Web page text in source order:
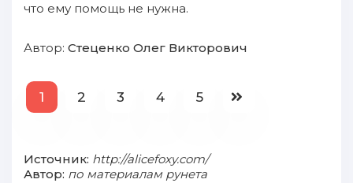
что ему помощь не нужна.
Автор: Стеценко Олег Викторович
1 2 3 4 5
Источник: http://alicefoxy.com/
Автор: по материалам рунета